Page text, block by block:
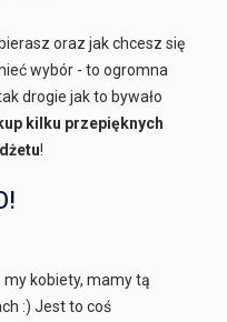
oraz jak chcesz się
wybór - to ogromna
drogie jak to bywało
kilku przepięknych
!
my kobiety, mamy tą
:) Jest to coś